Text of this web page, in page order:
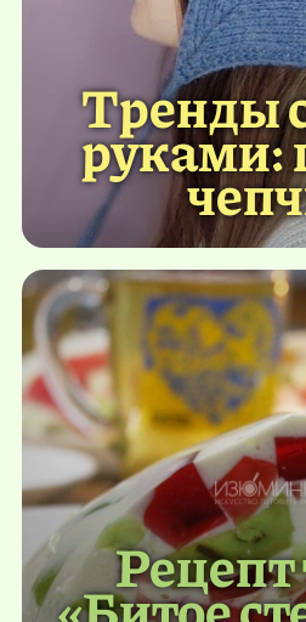
Тренды
руками:
Рецепт